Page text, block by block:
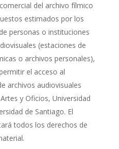
del archivo fílmico
estimados por los
personas o instituciones
(estaciones de
o archivos personales),
el acceso al
archivos audiovisuales
y Oficios, Universidad
de Santiago. El
todos los derechos de